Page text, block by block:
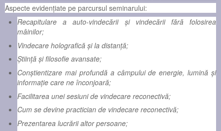
Aspecte evidențiate pe parcursul seminarului:
Recapitulare a auto-vindecării şi vindecării fără folosirea
mâinilor;
Vindecare holografică şi la distanţă;
Ştiinţă şi filosofie avansate;
Conştientizare mai profundă a câmpului de energie, lumină şi
informaţie care ne înconjoară;
Facilitarea unei sesiuni de vindecare reconectivă;
Cum se devine practician de vindecare reconectivă;
Prezentarea lucrării altor persoane;